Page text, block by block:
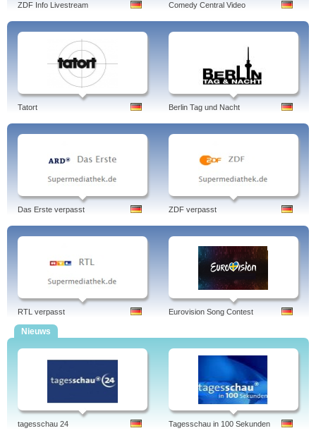
ZDF Info Livestream Comedy Central Video
Tatort Berlin Tag und Nacht
Das Erste verpasst ZDF verpasst
RTL verpasst Eurovision Song Contest
Nieuws
tagesschau 24 Tagesschau in 100 Sekunden